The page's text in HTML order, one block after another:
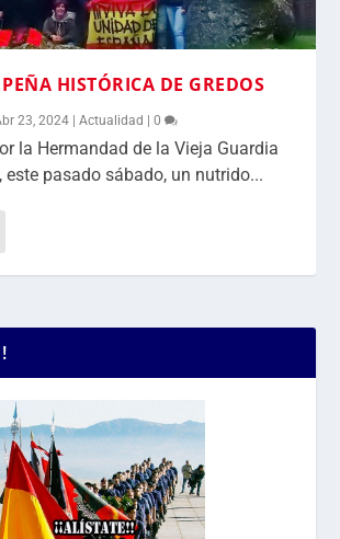
HISTÓRICA DE GREDOS
23, 2024 |Actualidad |0
la Hermandad de la Vieja Guardia
este pasado sábado, un nutrido...